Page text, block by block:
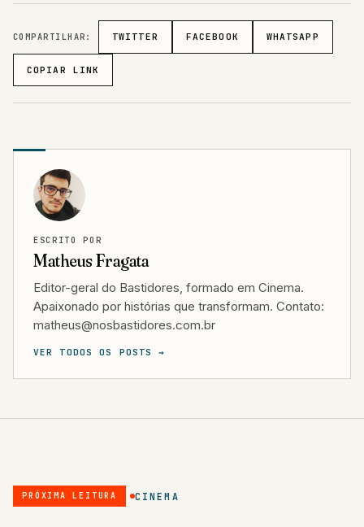
COMPARTILHAR: TWITTER FACEBOOK WHATSAPP
COPIAR LINK
ESCRITO POR
Matheus Fragata
Editor-geral do Bastidores, formado em Cinema.
Apaixonado por histórias que transformam. Contato:
matheus@nosbastidores.com.br
VER TODOS OS POSTS →
PRÓXIMA LEITURA CINEMA